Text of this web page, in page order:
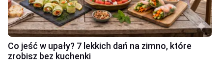
Co jeść w upały? 7 lekkich dań na zimno, które
zrobisz bez kuchenki